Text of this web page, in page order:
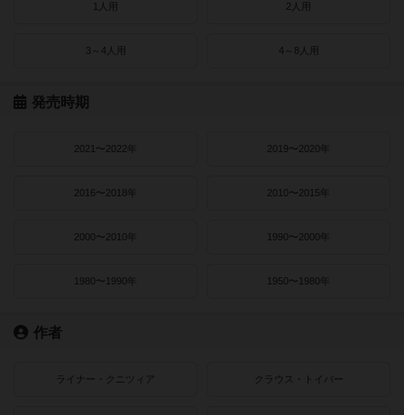
1人用 2人用
3～4人用 4～8人用
発売時期
2021〜2022年 2019〜2020年
2016〜2018年 2010〜2015年
2000〜2010年 1990〜2000年
1980〜1990年 1950〜1980年
作者
ライナー・クニツィア クラウス・トイバー